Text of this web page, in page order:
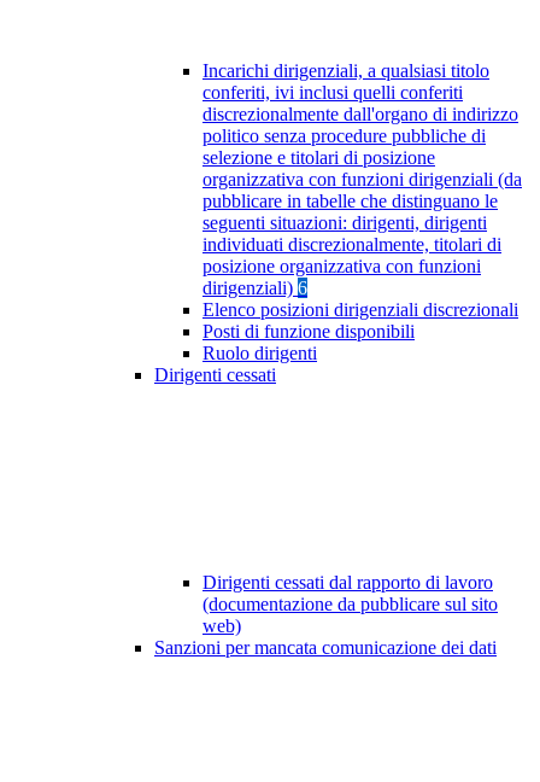
Incarichi dirigenziali, a qualsiasi titolo
conferiti, ivi inclusi quelli conferiti
discrezionalmente dall'organo di indirizzo
politico senza procedure pubbliche di
selezione e titolari di posizione
organizzativa con funzioni dirigenziali (da
pubblicare in tabelle che distinguano le
seguenti situazioni: dirigenti, dirigenti
individuati discrezionalmente, titolari di
posizione organizzativa con funzioni
dirigenziali) 6
Elenco posizioni dirigenziali discrezionali
Posti di funzione disponibili
Ruolo dirigenti
Dirigenti cessati
Dirigenti cessati dal rapporto di lavoro
(documentazione da pubblicare sul sito
web)
Sanzioni per mancata comunicazione dei dati